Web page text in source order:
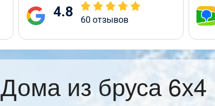
4.8 60отзывов
Дома из бруса 6х4